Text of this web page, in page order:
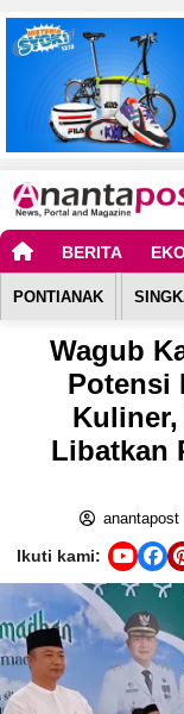
BERITA
PONTIANAK
Wagub
Potensi
Libatkan
anantapost
Ikuti kami: